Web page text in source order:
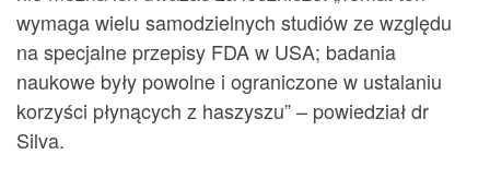
wymaga wielu samodzielnych studiów ze względu
na specjalne przepisy FDA w USA; badania
naukowe były powolne i ograniczone w ustalaniu
korzyści płynących z haszyszu” – powiedział dr
Silva.